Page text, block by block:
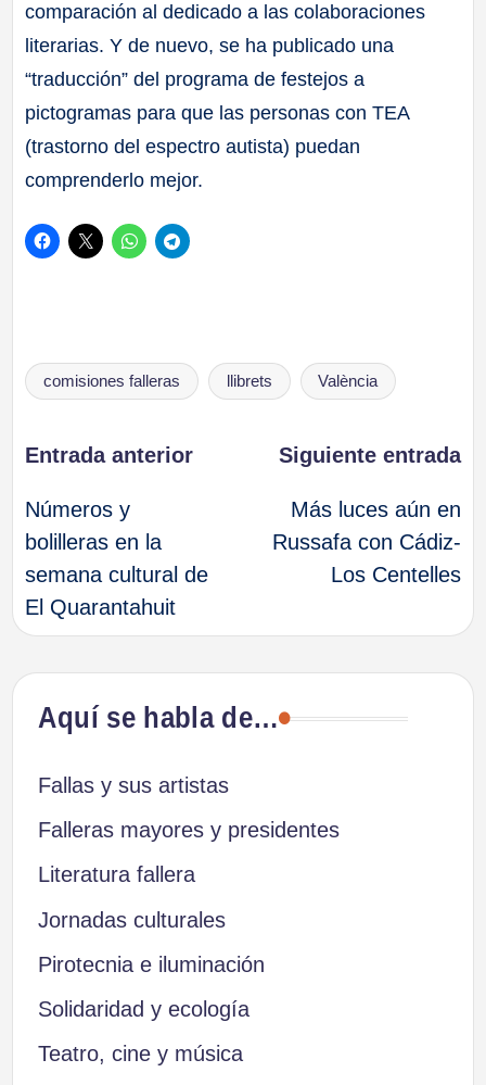
comparación al dedicado a las colaboraciones
literarias. Y de nuevo, se ha publicado una
“traducción” del programa de festejos a
pictogramas para que las personas con TEA
(trastorno del espectro autista) puedan
comprenderlo mejor.
Etiquetas:
comisiones falleras llibrets València
Navegación
de
entradas
Entrada anterior
Números y
bolilleras en la
semana cultural de
El Quarantahuit
Siguiente entrada
Más luces aún en
Russafa con Cádiz-
Los Centelles
Aquí se habla de…
Fallas y sus artistas
Falleras mayores y presidentes
Literatura fallera
Jornadas culturales
Pirotecnia e iluminación
Solidaridad y ecología
Teatro, cine y música